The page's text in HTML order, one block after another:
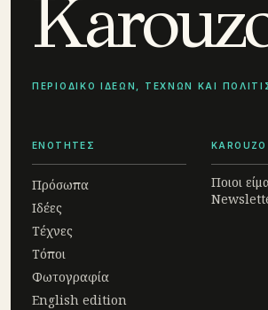
ΠΕΡΙΟΔΙΚΟ ΙΔΕΩΝ, ΤΕΧΝΩΝ ΚΑΙ
ΕΝΟΤΗΤΕΣ
Πρόσωπα
Ιδέες
Τέχνες
Τόποι
Φωτογραφία
English edition
KAROUZO
Ποιοι